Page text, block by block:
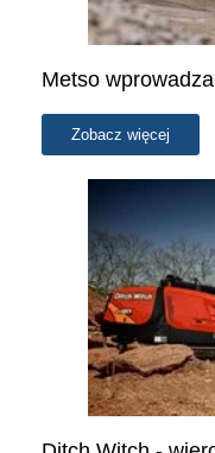
Metso
Zobacz więcej